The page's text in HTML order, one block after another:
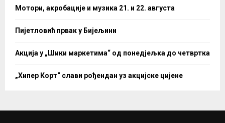
Мотори, акробације и музика 21. и 22. августа
Пијетловић првак у Бијељини
Акција у „Шики маркетима“ од понедјељка до четвртка
„Хипер Корт“ слави рођендан уз акцијске цијене